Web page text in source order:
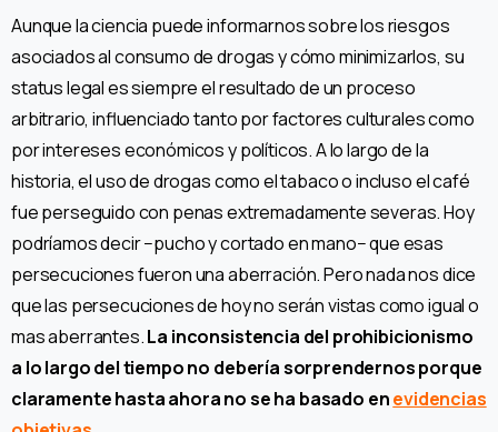
Aunque la ciencia puede informarnos sobre los riesgos
asociados al consumo de drogas y cómo minimizarlos, su
status legal es siempre el resultado de un proceso
arbitrario, influenciado tanto por factores culturales como
por intereses económicos y políticos. A lo largo de la
historia, el uso de drogas como el tabaco o incluso el café
fue perseguido con penas extremadamente severas. Hoy
podríamos decir −pucho y cortado en mano− que esas
persecuciones fueron una aberración. Pero nada nos dice
que las persecuciones de hoy no serán vistas como igual o
mas aberrantes.La inconsistencia del prohibicionismo
a lo largo del tiempo no debería sorprendernos porque
claramente hasta ahora no se ha basado enevidencias